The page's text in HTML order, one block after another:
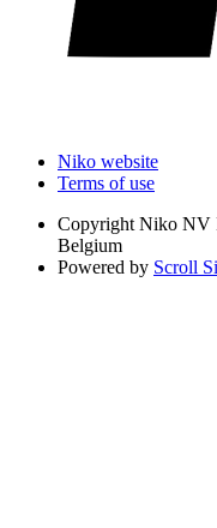
Niko website
Terms of use
Copyright Niko NV
Belgium
Powered by Scroll